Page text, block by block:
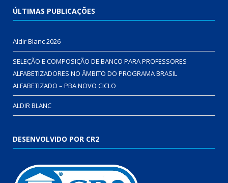
ÚLTIMAS PUBLICAÇÕES
Aldir Blanc 2026
SELEÇÃO E COMPOSIÇÃO DE BANCO PARA PROFESSORES
ALFABETIZADORES NO ÂMBITO DO PROGRAMA BRASIL
ALFABETIZADO – PBA NOVO CICLO
ALDIR BLANC
DESENVOLVIDO POR CR2